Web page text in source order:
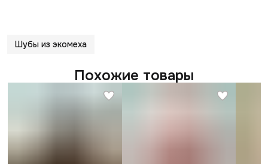
Шубы из экомеха
Похожие товары